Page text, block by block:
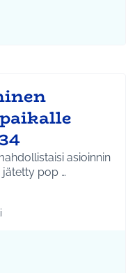
asioinnin
lomassa. Idea jätetty pop …
-